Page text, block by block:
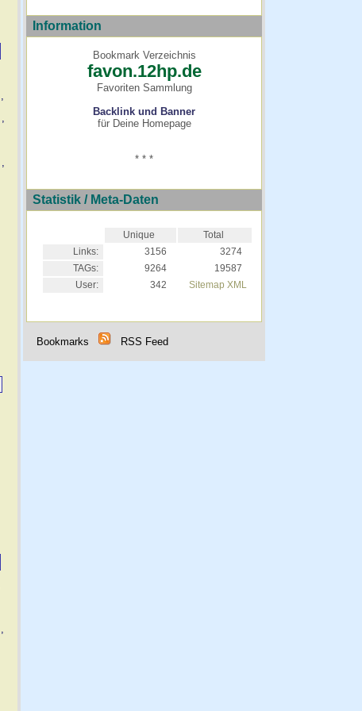
,
,
,
,
Information
Bookmark Verzeichnis
favon.12hp.de
Favoriten Sammlung
Backlink und Banner
für Deine Homepage
* * *
Statistik / Meta-Daten
Unique
Total
Links:
3156
3274
TAGs:
9264
19587
User:
342 Sitemap XML
Bookmarks RSS Feed